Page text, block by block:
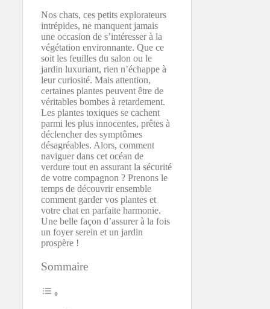
Nos chats, ces petits explorateurs
intrépides, ne manquent jamais
une occasion de s’intéresser à la
végétation environnante. Que ce
soit les feuilles du salon ou le
jardin luxuriant, rien n’échappe à
leur curiosité. Mais attention,
certaines plantes peuvent être de
véritables bombes à retardement.
Les plantes toxiques se cachent
parmi les plus innocentes, prêtes à
déclencher des symptômes
désagréables. Alors, comment
naviguer dans cet océan de
verdure tout en assurant la sécurité
de votre compagnon ? Prenons le
temps de découvrir ensemble
comment garder vos plantes et
votre chat en parfaite harmonie.
Une belle façon d’assurer à la fois
un foyer serein et un jardin
prospère !
Sommaire